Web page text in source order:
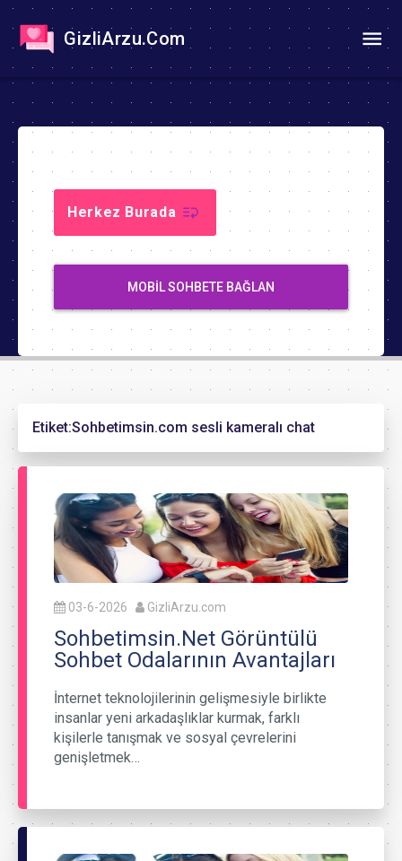
GizliArzu.Com
Herkez Burada
MOBIL SOHBETE BAĞLAN
Etiket:Sohbetimsin.com sesli kameralı chat
03-6-2026 GizliArzu.com
Sohbetimsin.Net Görüntülü
Sohbet Odalarının Avantajları
İnternet teknolojilerinin gelişmesiyle birlikte
insanlar yeni arkadaşlıklar kurmak, farklı
kişilerle tanışmak ve sosyal çevrelerini
genişletmek…